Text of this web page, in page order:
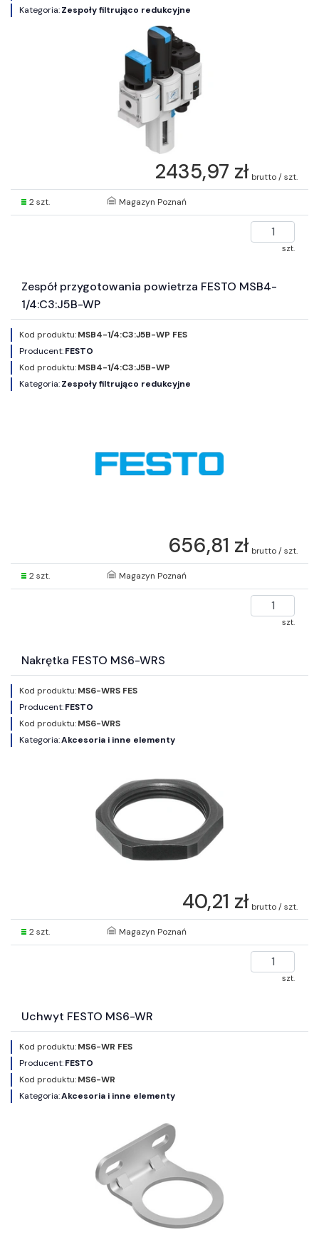
Kategoria:Zespoły filtrująco redukcyjne
2435,97 zł brutto / szt.
2 szt. Magazyn Poznań
szt.
Zespół przygotowania powietrza FESTO MSB4-
1/4:C3:J5B-WP
Kod produktu:MSB4-1/4:C3:J5B-WP FES
Producent:FESTO
Kod produktu:MSB4-1/4:C3:J5B-WP
Kategoria:Zespoły filtrująco redukcyjne
656,81 zł brutto / szt.
2 szt. Magazyn Poznań
szt.
Nakrętka FESTO MS6-WRS
Kod produktu:MS6-WRS FES
Producent:FESTO
Kod produktu:MS6-WRS
Kategoria:Akcesoria i inne elementy
40,21 zł brutto / szt.
2 szt. Magazyn Poznań
szt.
Uchwyt FESTO MS6-WR
Kod produktu:MS6-WR FES
Producent:FESTO
Kod produktu:MS6-WR
Kategoria:Akcesoria i inne elementy